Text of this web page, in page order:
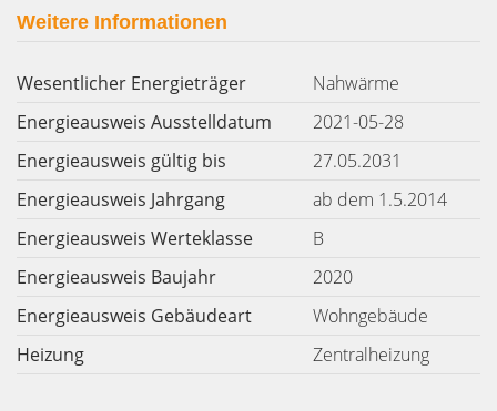
Weitere Informationen
Wesentlicher Energieträger
Nahwärme
Energieausweis Ausstelldatum
2021-05-28
Energieausweis gültig bis
27.05.2031
Energieausweis Jahrgang
ab dem 1.5.2014
Energieausweis Werteklasse
B
Energieausweis Baujahr
2020
Energieausweis Gebäudeart
Wohngebäude
Heizung
Zentralheizung